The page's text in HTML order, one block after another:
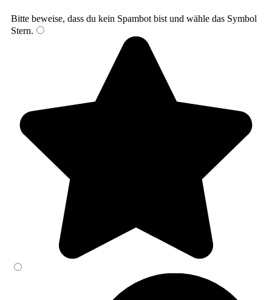
Bitte beweise, dass du kein Spambot bist und wähle das Symbol
Stern.